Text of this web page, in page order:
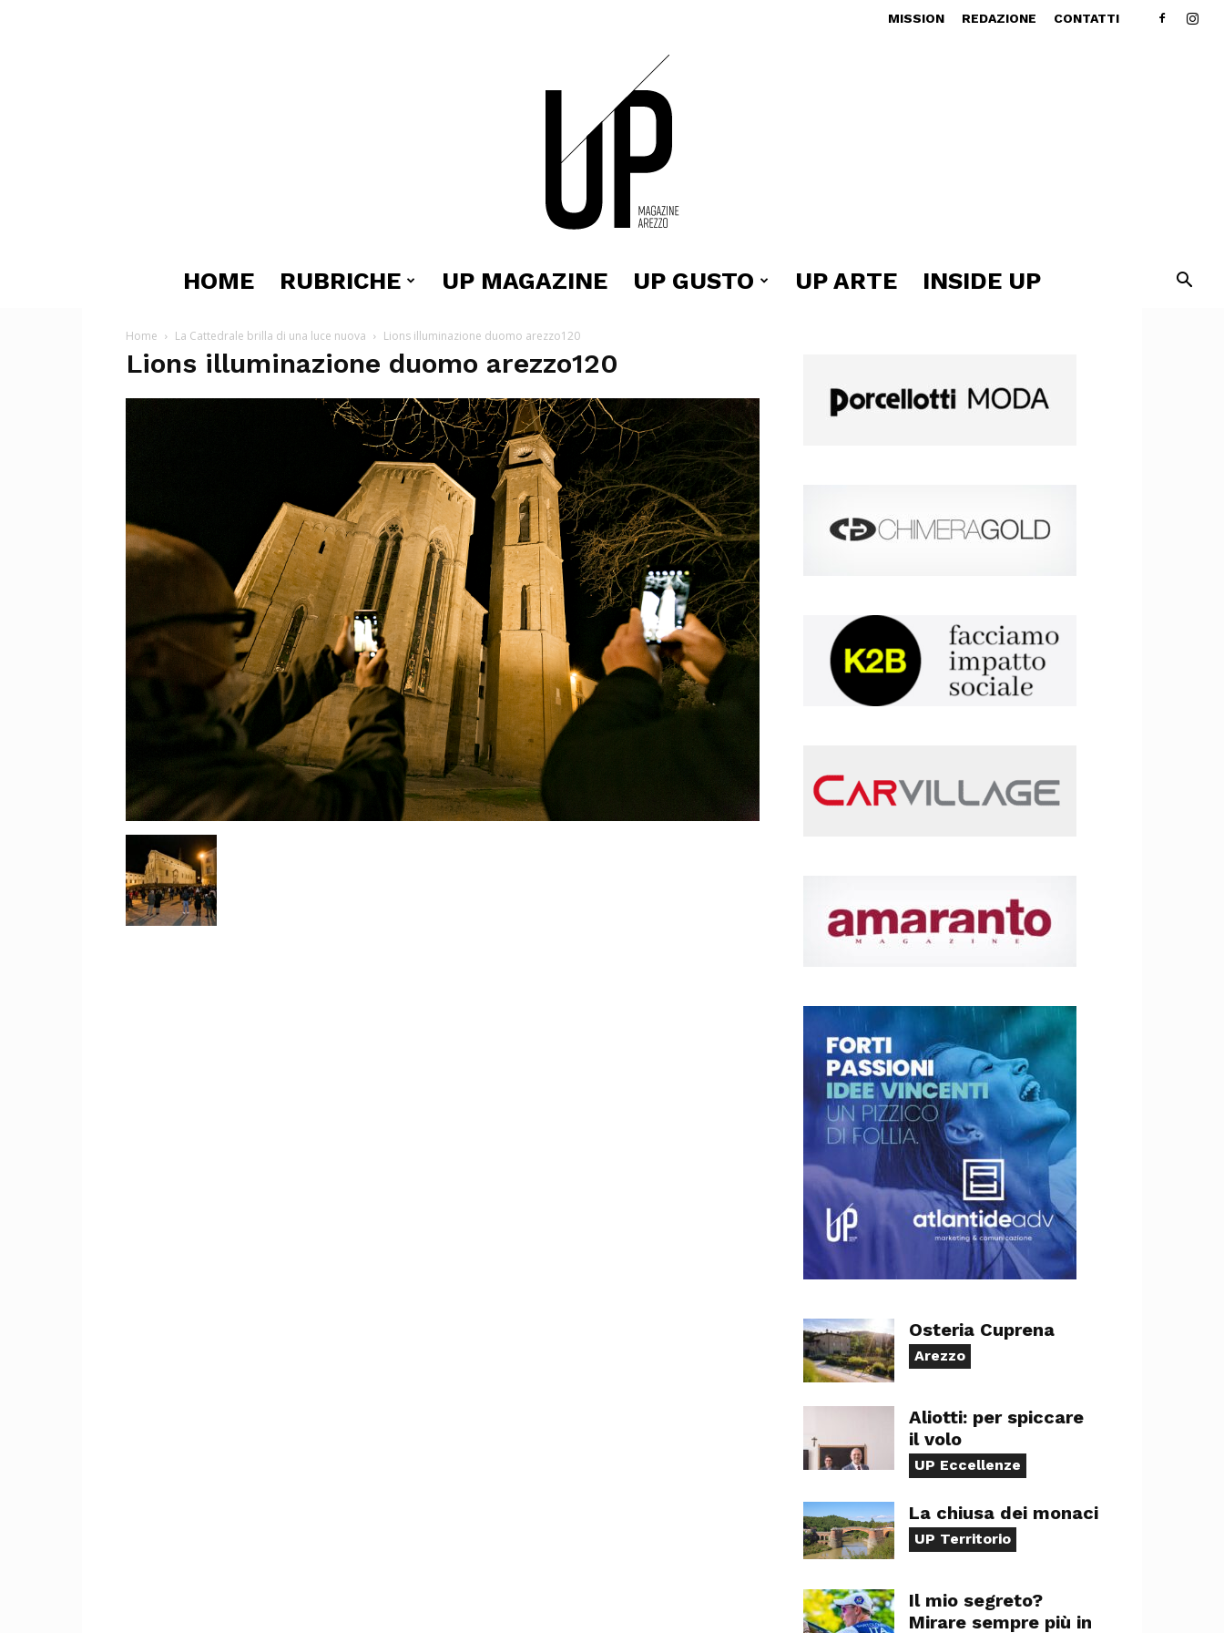
MISSION REDAZIONE CONTATTI
Magazine
HOME RUBRICHE UP MAGAZINE UP GUSTO UP ARTE INSIDE UP
Home La Cattedrale brilla di una luce nuova Lions illuminazione duomo arezzo120
Lions illuminazione duomo arezzo120
Osteria Cuprena
Arezzo
Aliotti: per spiccare
il volo
UP Eccellenze
La chiusa dei monaci
UP Territorio
Il mio segreto?
Mirare sempre più in